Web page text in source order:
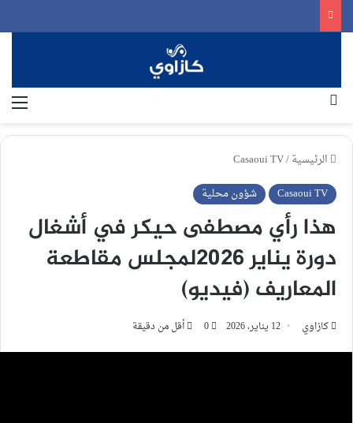
الرئيسية/
Casaoui TV
Casaoui TV
شؤون محلية
هذا رأي مصطفى حيكر في أشغال
دورة يناير 2026لمجلس مقاطعة
المعاريف (فيديو)
كازاوي 12 يناير، 2026 0 أقل من دقيقة